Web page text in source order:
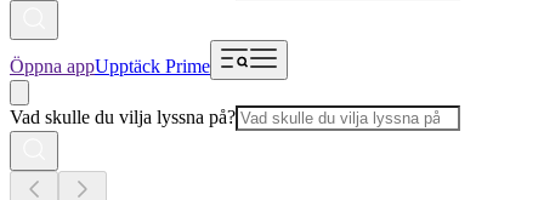
Öppna appUpptäck Prime
Vad skulle du vilja lyssna på?